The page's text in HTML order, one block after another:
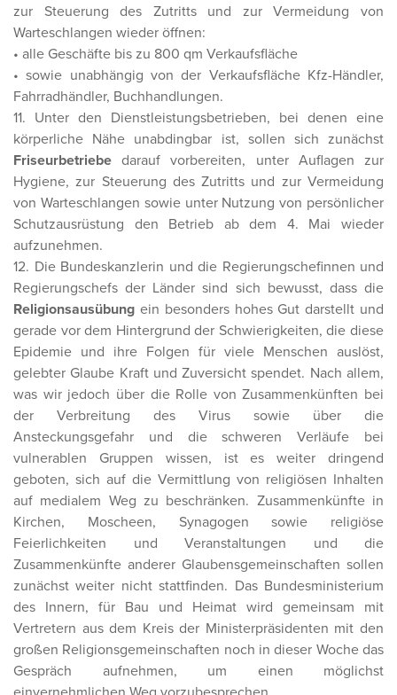
zur Steuerung des Zutritts und zur Vermeidung von
Warteschlangen wieder öffnen:
• alle Geschäfte bis zu 800 qm Verkaufsfläche
• sowie unabhängig von der Verkaufsfläche Kfz-Händler,
Fahrradhändler, Buchhandlungen.
11. Unter den Dienstleistungsbetrieben, bei denen eine
körperliche Nähe unabdingbar ist, sollen sich zunächst
Friseurbetriebe darauf vorbereiten, unter Auflagen zur
Hygiene, zur Steuerung des Zutritts und zur Vermeidung
von Warteschlangen sowie unter Nutzung von persönlicher
Schutzausrüstung den Betrieb ab dem 4. Mai wieder
aufzunehmen.
12. Die Bundeskanzlerin und die Regierungschefinnen und
Regierungschefs der Länder sind sich bewusst, dass die
Religionsausübung ein besonders hohes Gut darstellt und
gerade vor dem Hintergrund der Schwierigkeiten, die diese
Epidemie und ihre Folgen für viele Menschen auslöst,
gelebter Glaube Kraft und Zuversicht spendet. Nach allem,
was wir jedoch über die Rolle von Zusammenkünften bei
der Verbreitung des Virus sowie über die
Ansteckungsgefahr und die schweren Verläufe bei
vulnerablen Gruppen wissen, ist es weiter dringend
geboten, sich auf die Vermittlung von religiösen Inhalten
auf medialem Weg zu beschränken. Zusammenkünfte in
Kirchen, Moscheen, Synagogen sowie religiöse
Feierlichkeiten und Veranstaltungen und die
Zusammenkünfte anderer Glaubensgemeinschaften sollen
zunächst weiter nicht stattfinden. Das Bundesministerium
des Innern, für Bau und Heimat wird gemeinsam mit
Vertretern aus dem Kreis der Ministerpräsidenten mit den
großen Religionsgemeinschaften noch in dieser Woche das
Gespräch aufnehmen, um einen möglichst